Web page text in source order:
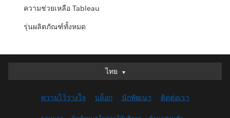
ความช่วยเหลือ Tableau
รุ่นผลิตภัณฑ์ทั้งหมด
ไทย
ไทย
English (UK)
English (US)
ความไว้วางใจ บล็อก นักพัฒนา ติดต่อเรา